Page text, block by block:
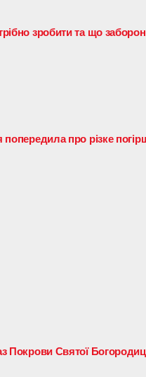
зробити та що
про різке
Покрови Святої